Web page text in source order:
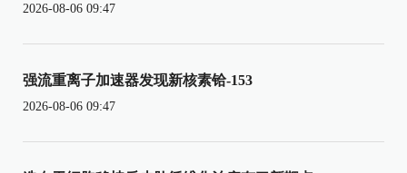
2026-08-06 09:47
强流重离子加速器发现新核素铪-153
2026-08-06 09:47